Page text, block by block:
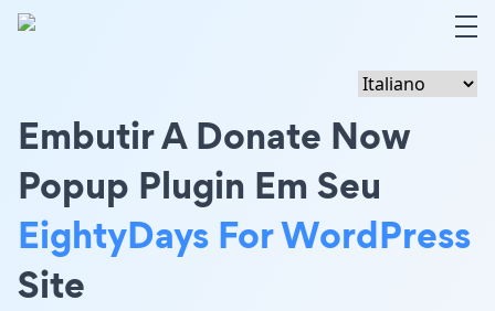
Embutir A Donate Now
Popup Plugin Em Seu
EightyDays For WordPress
Site